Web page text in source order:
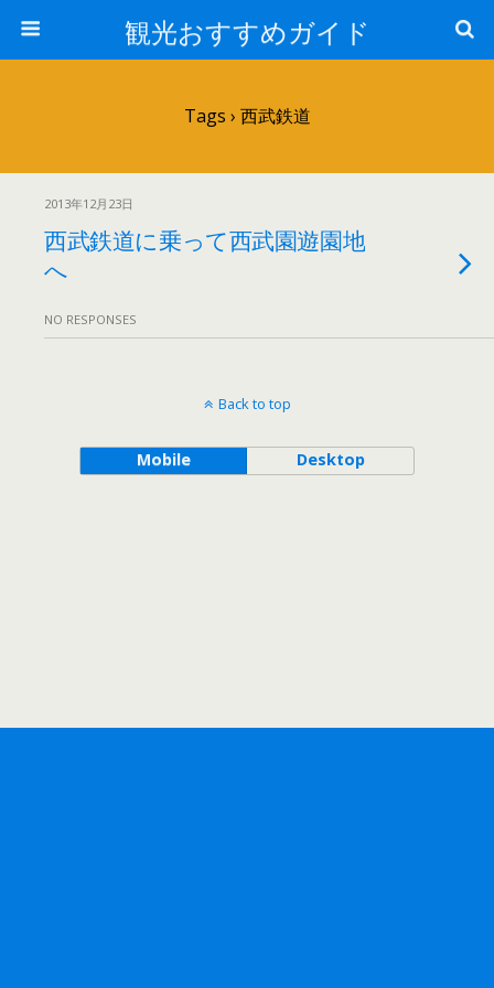
観光おすすめガイド
Tags › 西武鉄道
2013年12月23日
西武鉄道に乗って西武園遊園地
へ
NO RESPONSES
Back to top
Mobile Desktop